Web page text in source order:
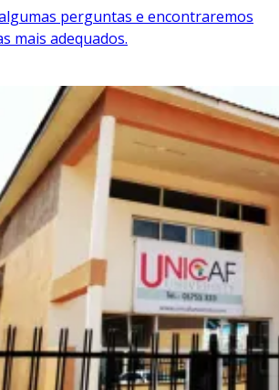
perguntas e encontraremos
mais adequados.